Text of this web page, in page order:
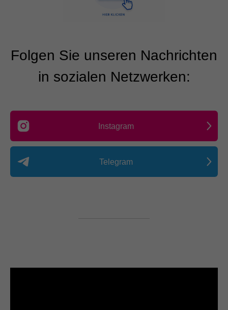
Folgen Sie unseren Nachrichten
in sozialen Netzwerken:
Instagram
Telegram